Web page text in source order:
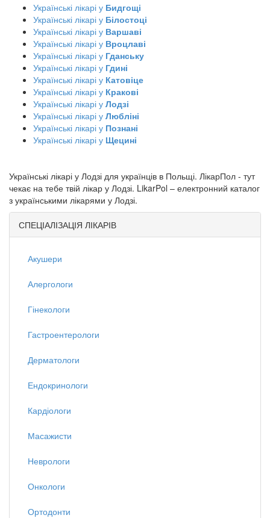
Українські лікарі у Бидгощі
Українські лікарі у Білостоці
Українські лікарі у Варшаві
Українські лікарі у Вроцлаві
Українські лікарі у Гданську
Українські лікарі у Гдині
Українські лікарі у Катовіце
Українські лікарі у Кракові
Українські лікарі у Лодзі
Українські лікарі у Любліні
Українські лікарі у Познані
Українські лікарі у Щецині
Українські лікарі у Лодзі для українців в Польщі. ЛікарПол - тут
чекає на тебе твій лікар у Лодзі. LikarPol – електронний каталог
з українськими лікарями у Лодзі.
СПЕЦІАЛІЗАЦІЯ ЛІКАРІВ
Акушери
Алергологи
Гінекологи
Гастроентерологи
Дерматологи
Ендокринологи
Кардіологи
Масажисти
Неврологи
Онкологи
Ортодонти